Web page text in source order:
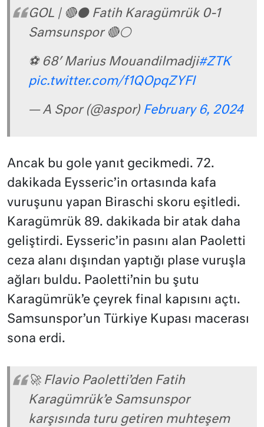
GOL | 🔴⚫ Fatih Karagümrük 0-1
Samsunspor 🔴⚪
⚽ 68′ Marius Mouandilmadji#ZTK
pic.twitter.com/f1QOpqZYFI
— A Spor (@aspor) February 6, 2024
Ancak bu gole yanıt gecikmedi. 72.
dakikada Eysseric’in ortasında kafa
vuruşunu yapan Biraschi skoru eşitledi.
Karagümrük 89. dakikada bir atak daha
geliştirdi. Eysseric’in pasını alan Paoletti
ceza alanı dışından yaptığı plase vuruşla
ağları buldu. Paoletti’nin bu şutu
Karagümrük’e çeyrek final kapısını açtı.
Samsunspor’un Türkiye Kupası macerası
sona erdi.
🚀 Flavio Paoletti’den Fatih
Karagümrük’e Samsunspor
karşısında turu getiren muhteşem